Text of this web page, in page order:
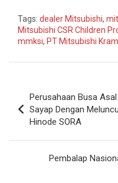
Tags: dealer Mitsubishi,
Mitsubishi CSR Children
mmksi, PT Mitsubishi
pos
Perusahaan Busa
Sayap Dengan
Hinode SORA
Pembalap